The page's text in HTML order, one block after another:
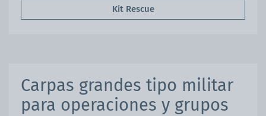
Kit Rescue
Carpas grandes tipo militar
para operaciones y grupos